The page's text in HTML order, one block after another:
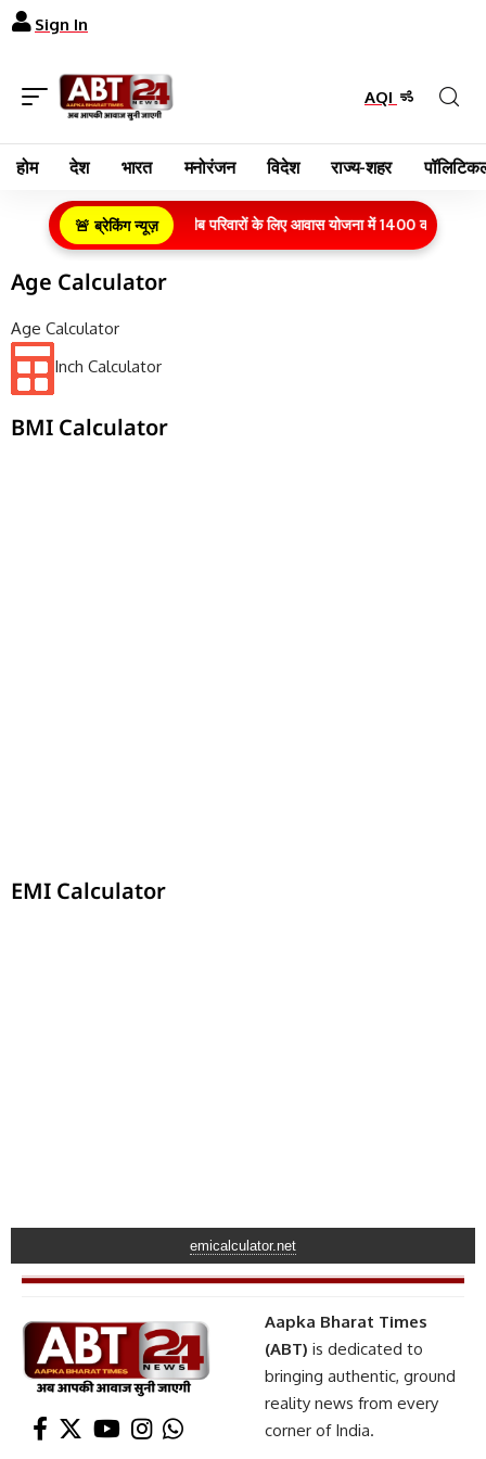
Sign In
AQI
होम देश भारत मनोरंजन विदेश राज्य-शहर
🚨 ब्रेकिंग न्यूज़
ग्रामीण क्षेत्र के गरीब परिवारों के लिए आवास योजना में 1400 करोड़ रुपये
Age Calculator
Age Calculator
Inch Calculator
BMI Calculator
EMI Calculator
emicalculator.net
Aapka Bharat Times
(ABT) is dedicated to
bringing authentic, ground
reality news from every
corner of India.